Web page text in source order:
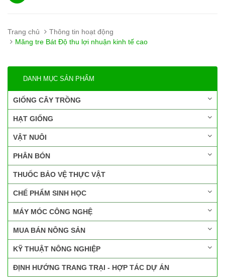
Trang chủ
Thông tin hoạt động
Măng tre Bát Độ thu lợi nhuận kinh tế cao
DANH MỤC SẢN PHẨM
GIỐNG CÂY TRỒNG
HẠT GIỐNG
VẬT NUÔI
PHÂN BÓN
THUỐC BẢO VỆ THỰC VẬT
CHẾ PHẨM SINH HỌC
MÁY MÓC CÔNG NGHỆ
MUA BÁN NÔNG SẢN
KỸ THUẬT NÔNG NGHIỆP
ĐỊNH HƯỚNG TRANG TRẠI - HỢP TÁC DỰ ÁN